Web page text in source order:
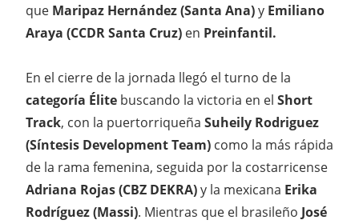
que Maripaz Hernández (Santa Ana)y Emiliano
Araya (CCDR Santa Cruz) en Preinfantil.
En el cierre de la jornada llegó el turno de la
categoría Élite buscando la victoria en el Short
Track, con la puertorriqueña Suheily Rodriguez
(Síntesis Development Team) como la más rápida
de la rama femenina, seguida por la costarricense
Adriana Rojas (CBZ DEKRA)y la mexicana Erika
Rodríguez (Massi). Mientras que el brasileño José